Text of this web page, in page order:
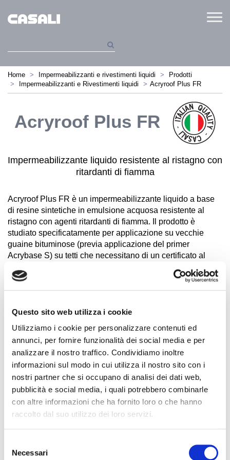
Questo sito web utilizza i cookie
Utilizziamo i cookie per personalizzare contenuti ed
annunci, per fornire funzionalità dei social media e per
analizzare il nostro traffico. Condividiamo inoltre
informazioni sul modo in cui utilizza il nostro sito con i
nostri partner che si occupano di analisi dei dati web,
pubblicità e social media, i quali potrebbero combinarle
con altre informazioni che ha fornito loro o che hanno
raccolto dal suo utilizzo dei loro servizi.
delNecessari
Home Impermeabilizzanti e rivestimenti liquidi
Prodotti
Impermeabilizzanti e Rivestimenti liquidi
Acryroof Plus FR
Acryroof Plus FR
Impermeabilizzante liquido resistente al ristagno con
ritardanti di fiamma
Acryroof Plus FR è un impermeabilizzante liquido a base
di resine sintetiche in emulsione acquosa resistente al
ristagno con agenti ritardanti di fiamma. Il prodotto è
studiato specificatamente per applicazione su vecchie
guaine bituminose (previa applicazione del primer
Acrybase S) su tetti che necessitano di un certificato al
impianti fotovoltaici, ecc. I ritardanti di fiamma, in caso di
principio di incendio, evitano la propagazione delle fiamme
sottostante evitando ulteriori danni anche alla struttura del
fabbricato.
Condividi
Caratteristiche
Tipo di resina :